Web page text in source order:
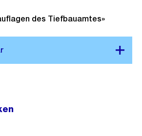
des Tiefbauamtes»